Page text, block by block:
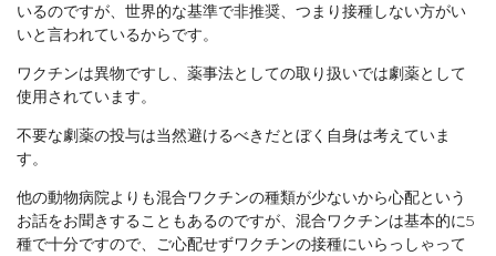
いるのですが、世界的な基準で非推奨、つまり接種しない方がい
いと言われているからです。
ワクチンは異物ですし、薬事法としての取り扱いでは劇薬として
使用されています。
不要な劇薬の投与は当然避けるべきだとぼく自身は考えていま
す。
他の動物病院よりも混合ワクチンの種類が少ないから心配という
お話をお聞きすることもあるのですが、混合ワクチンは基本的に5
種で十分ですので、ご心配せずワクチンの接種にいらっしゃって